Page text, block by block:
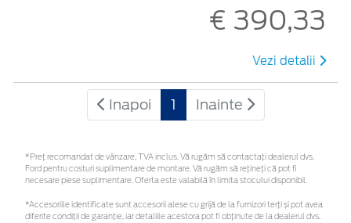
€ 390,33
Vezi detalii
Inapoi 1 Inainte
*Preţ recomandat de vânzare, TVA inclus. Vă rugăm să contactaţi dealerul dvs.
Ford pentru costuri suplimentare de montare. Vă rugăm să rețineți că pot fi
necesare piese suplimentare. Oferta este valabilă în limita stocului disponibil.
*Accesoriile identificate sunt accesorii alese cu grijă de la furnizori terți și pot avea
diferite condiții de garanție, iar detaliile acestora pot fi obținute de la dealerul dvs.